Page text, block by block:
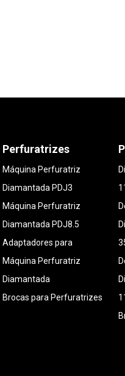
Perfuratrizes
Máquina Perfuratriz
Diamantada PDJ3
Máquina Perfuratriz
Diamantada PDJ8.5
Adaptadores para
Máquina Perfuratriz
Diamantada
Brocas para Perfuratrizes